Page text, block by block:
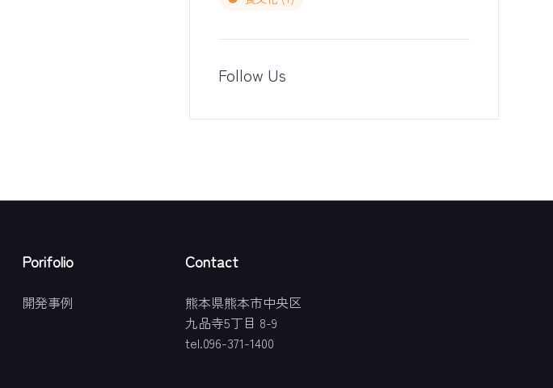
Follow Us
Porifolio
開発事例
Contact
熊本県熊本市中央区
九品寺5丁目 8-9
tel.096-371-1400